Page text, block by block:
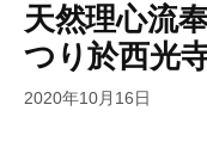
天然理心流
つり於西光
2020年10月16日